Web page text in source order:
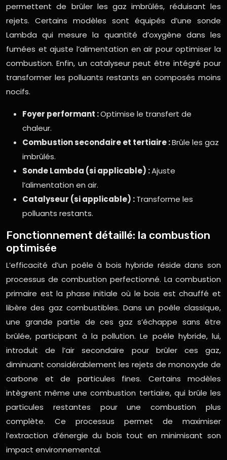
permettent de brûler les gaz imbrûlés, réduisant les
rejets. Certains modèles sont équipés d’une sonde
Lambda qui mesure la quantité d’oxygène dans les
fumées et ajuste l’alimentation en air pour optimiser la
combustion. Enfin, un catalyseur peut être intégré pour
transformer les polluants restants en composés moins
nocifs.
Foyer performant :Optimise le transfert de
chaleur.
Combustion secondaire et tertiaire :Brûle les gaz
imbrûlés.
Sonde Lambda (si applicable) :Ajuste
l’alimentation en air.
Catalyseur (si applicable) :Transforme les
polluants restants.
Fonctionnement détaillé: la combustion
optimisée
L’efficacité d’un poêle à bois hybride réside dans son
processus de combustion perfectionné. La combustion
primaire est la phase initiale où le bois est chauffé et
libère des gaz combustibles. Dans un poêle classique,
une grande partie de ces gaz s’échappe sans être
brûlée, participant à la pollution. Le poêle hybride, lui,
introduit de l’air secondaire pour brûler ces gaz,
diminuant considérablement les rejets de monoxyde de
carbone et de particules fines. Certains modèles
intègrent même une combustion tertiaire, qui brûle les
particules restantes pour une combustion plus
complète. Ce processus permet de maximiser
l’extraction d’énergie du bois tout en minimisant son
impact environnemental.